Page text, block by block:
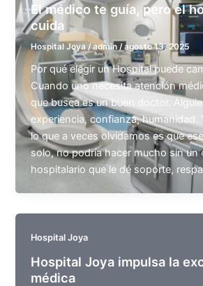
El médico te guía, pero el
cuida
Hospital Joya /admin /agosto 13, 2025
Por qué elegir un Hospital puede
Cuando uno necesita atención
que busca es un buen doctor.
experiencia, confianza, humanidad.
lo que a veces olvidamos es que
solo, no podría hacer mucho sin un
hospitalario que le dé soporte,
Hospital Joya
Hospital Joya impulsa la
médica